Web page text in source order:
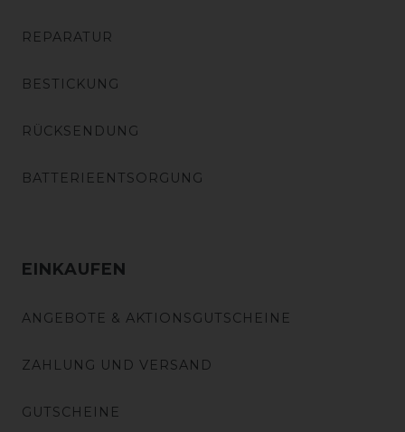
REPARATUR
BESTICKUNG
RÜCKSENDUNG
BATTERIEENTSORGUNG
EINKAUFEN
ANGEBOTE & AKTIONSGUTSCHEINE
ZAHLUNG UND VERSAND
GUTSCHEINE